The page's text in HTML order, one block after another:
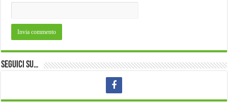
Seguici su…